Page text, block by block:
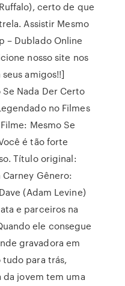
certo de que
Assistir Mesmo
– Dublado Online
nosso site nos
amigos!!]
Se Nada Der Certo
no Filmes
Mesmo Se
é tão forte
Título original:
Gênero:
(Adam Levine)
e parceiros na
ele consegue
gravadora em
tudo para trás,
da jovem tem uma